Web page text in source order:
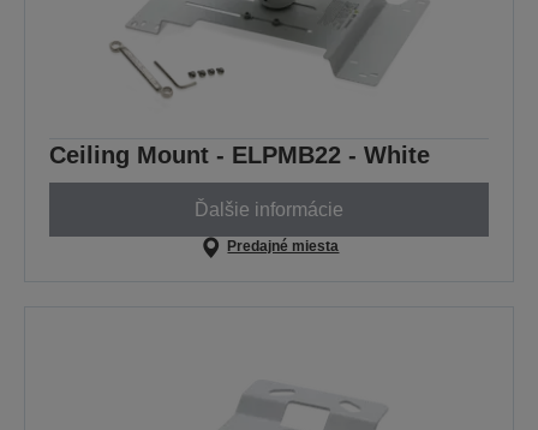
Ceiling Mount - ELPMB22 - White
Ďalšie informácie
Predajné miesta